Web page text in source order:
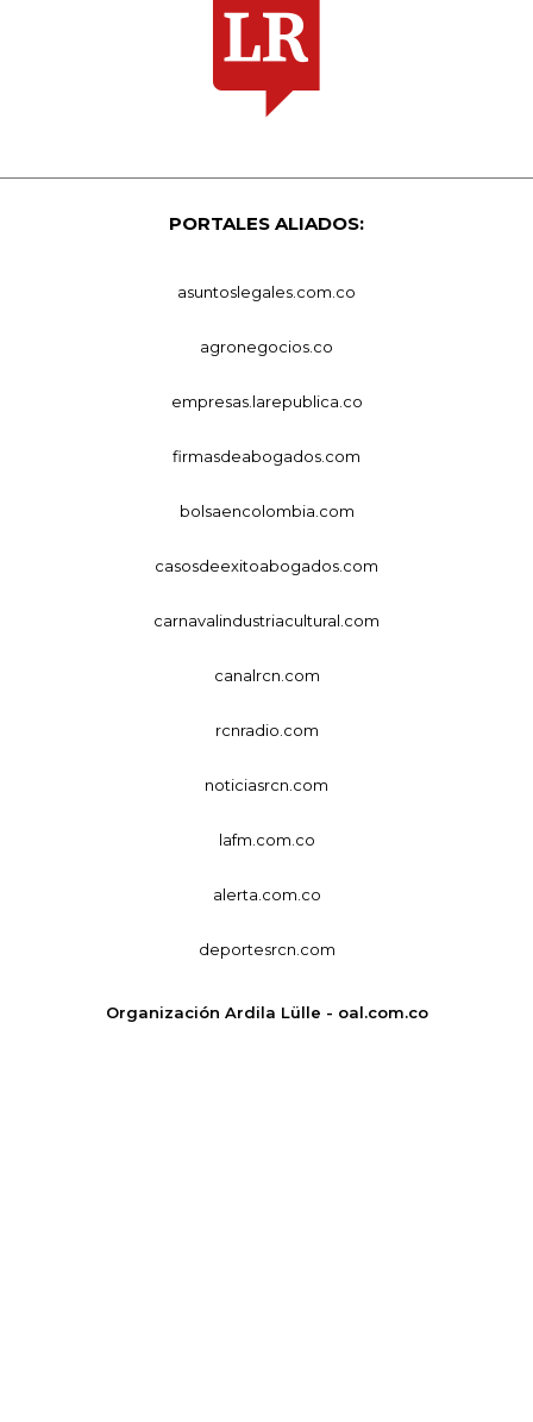
PORTALES ALIADOS:
asuntoslegales.com.co
agronegocios.co
empresas.larepublica.co
firmasdeabogados.com
bolsaencolombia.com
casosdeexitoabogados.com
carnavalindustriacultural.com
canalrcn.com
rcnradio.com
noticiasrcn.com
lafm.com.co
alerta.com.co
deportesrcn.com
Organización Ardila Lülle - oal.com.co